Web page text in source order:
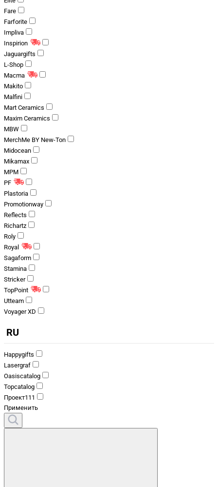
Fare
Farforite
Impliva
Inspirion
Jaguargifts
L-Shop
Macma
Makito
Malfini
Mart Ceramics
Maxim Ceramics
MBW
MerchMe BY New-Ton
Midocean
Mikamax
MPM
PF
Plastoria
Promotionway
Reflects
Richartz
Roly
Royal
Sagaform
Stamina
Stricker
TopPoint
Utteam
Voyager XD
RU
Happygifts
Lasergraf
Oasiscatalog
Topcatalog
Проект111
Применить